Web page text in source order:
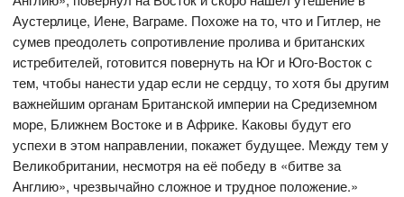
Аустерлице, Иене, Ваграме. Похоже на то, что и Гитлер, не
сумев преодолеть сопротивление пролива и британских
истребителей, готовится повернуть на Юг и Юго-Восток с
тем, чтобы нанести удар если не сердцу, то хотя бы другим
важнейшим органам Британской империи на Средиземном
море, Ближнем Востоке и в Африке. Каковы будут его
успехи в этом направлении, покажет будущее. Между тем у
Великобритании, несмотря на её победу в «битве за
Англию», чрезвычайно сложное и трудное положение.»